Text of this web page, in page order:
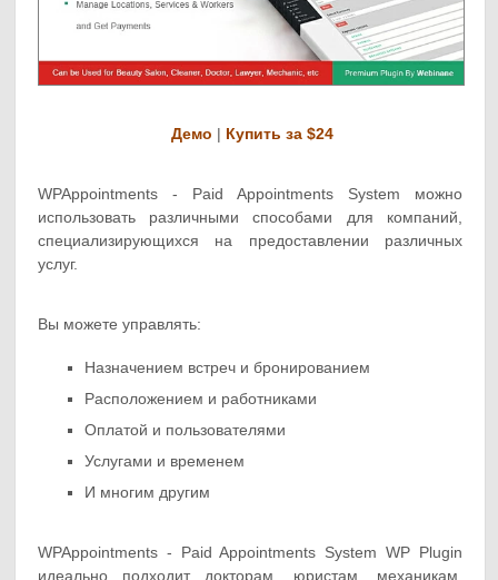
Демо | Купить за $24
WPAppointments - Paid Appointments System можно
использовать различными способами для компаний,
специализирующихся на предоставлении различных
услуг.
Вы можете управлять:
Назначением встреч и бронированием
Расположением и работниками
Оплатой и пользователями
Услугами и временем
И многим другим
WPAppointments - Paid Appointments System WP Plugin
идеально подходит докторам, юристам, механикам,